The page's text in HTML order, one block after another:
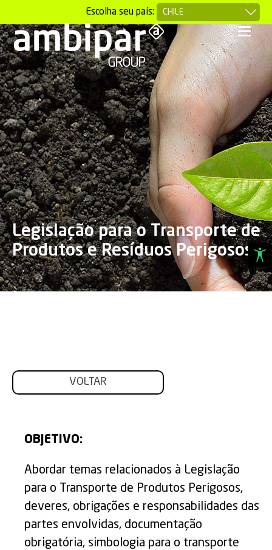
Escolha seu país:
Legislação para o Transporte de
Produtos e Resíduos Perigosos
VOLTAR
OBJETIVO:
Abordar temas relacionados à Legislação
para o Transporte de Produtos Perigosos,
deveres, obrigações e responsabilidades das
partes envolvidas, documentação
obrigatória, simbologia para o transporte